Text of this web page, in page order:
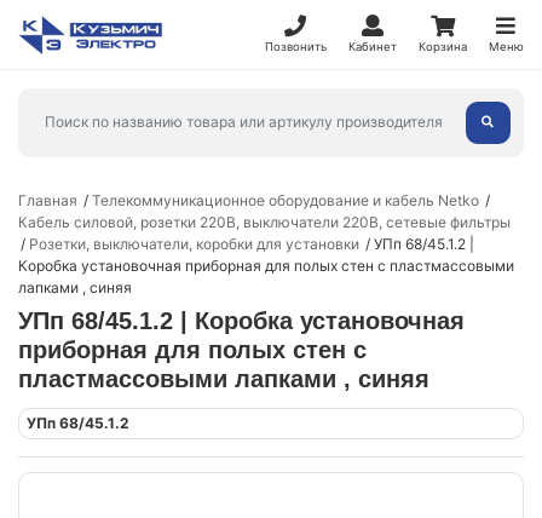
Позвонить Кабинет Корзина Меню
Главная
Телекоммуникационное оборудование и кабель Netko
Кабель силовой, розетки 220В, выключатели 220В, сетевые фильтры
Розетки, выключатели, коробки для установки
УПп 68/45.1.2 |
Коробка установочная приборная для полых стен с пластмассовыми
лапками , синяя
УПп 68/45.1.2 | Коробка установочная
приборная для полых стен с
пластмассовыми лапками , синяя
УПп 68/45.1.2